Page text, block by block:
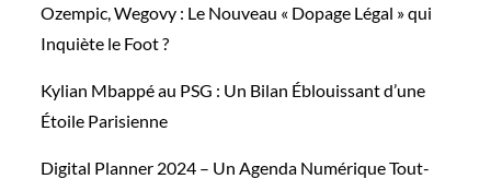
Ozempic, Wegovy : Le Nouveau « Dopage Légal » qui
Inquiète le Foot ?
Kylian Mbappé au PSG : Un Bilan Éblouissant d’une
Étoile Parisienne
Digital Planner 2024 – Un Agenda Numérique Tout-